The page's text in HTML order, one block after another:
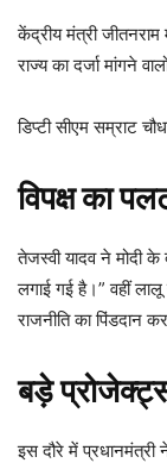
केंद्रीय मंत्री जीतनराम
राज्य का दर्जा मांगने
डिप्टी सीएम सम्राट
विपक्ष का
तेजस्वी यादव ने मोदी
लगाई गई है।” वहीं
राजनीति का पिंडदान
बड़े
इस दौरे में